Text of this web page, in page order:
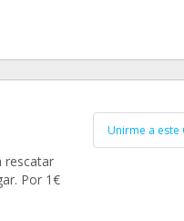
rescatar
Por 1€
Unirme a este